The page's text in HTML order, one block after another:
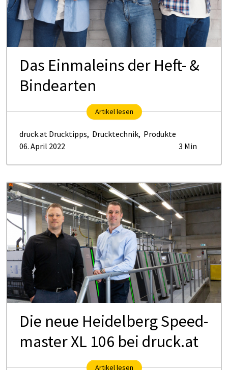
Das Ein­mal­eins der Heft- &
Bin­de­ar­ten
Artikel lesen
druck.at Drucktipps, Drucktechnik, Produkte
06. April 2022
3 Min
Die neue Hei­del­berg Speed­
mas­ter XL 106 bei druck.at
Artikel lesen